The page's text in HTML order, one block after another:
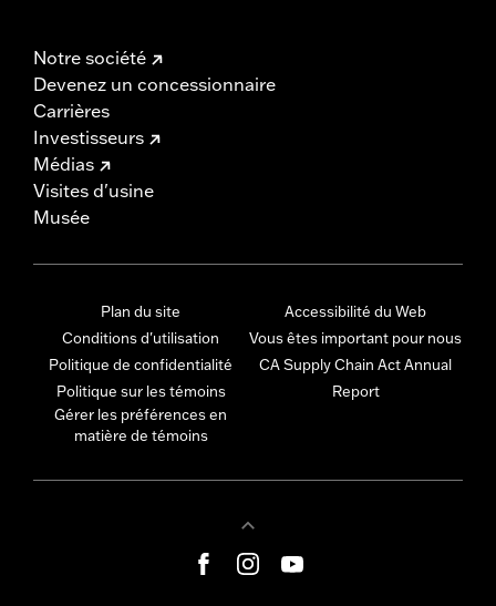
Notre société
Devenez un concessionnaire
Carrières
Investisseurs
Médias
Visites d'usine
Musée
Plan du site
Conditions d'utilisation
Politique de confidentialité
Politique sur les témoins
Gérer les préférences en
matière de témoins
Accessibilité du Web
Vous êtes important pour nous
CA Supply Chain Act Annual
Report